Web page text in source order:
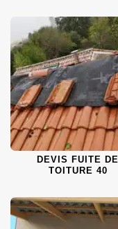
DEVIS FUITE DE
TOITURE 40